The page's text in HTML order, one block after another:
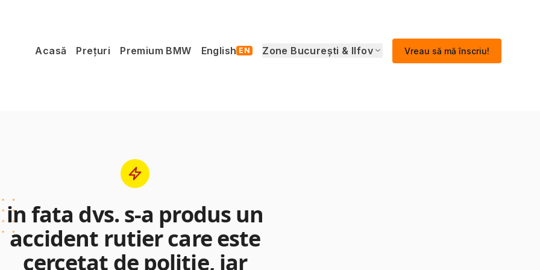
Acasă Prețuri Premium BMW English EN Zone București & Ilfov Vreau să mă înscriu!
in fata dvs. s-a produs un
accident rutier care este
cercetat de politie, iar